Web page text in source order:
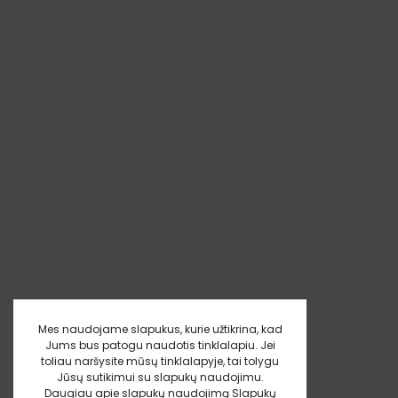
Mes naudojame slapukus, kurie užtikrina, kad
Jums bus patogu naudotis tinklalapiu. Jei
toliau naršysite mūsų tinklalapyje, tai tolygu
Jūsų sutikimui su slapukų naudojimu.
Daugiau apie slapukų naudojimąSlapukų